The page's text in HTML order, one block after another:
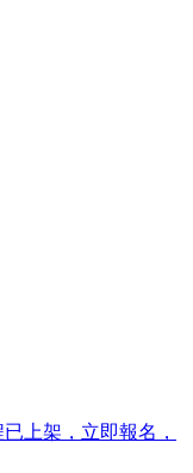
上架，立即報名，